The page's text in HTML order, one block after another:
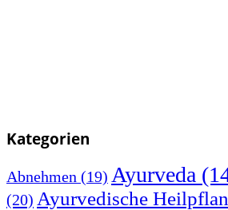
Kategorien
Abnehmen (19) Ayurveda
(20) Ayurvedische